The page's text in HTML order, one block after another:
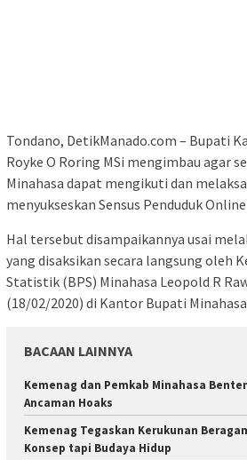
Tondano, DetikManado.com – Bupati
Royke O Roring MSi mengimbau agar
Minahasa dapat mengikuti dan
menyukseskan Sensus Penduduk Online
Hal tersebut disampaikannya usai
yang disaksikan secara langsung oleh
Statistik (BPS) Minahasa Leopold R
(18/02/2020) di Kantor Bupati
BACAAN LAINNYA
Kemenag dan Pemkab Minahasa
Ancaman Hoaks
Kemenag Tegaskan Kerukunan
Konsep tapi Budaya Hidup